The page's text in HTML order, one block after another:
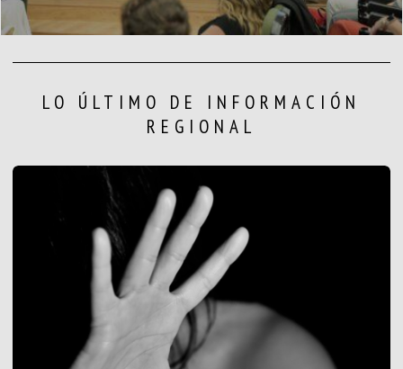
LO ÚLTIMO DE INFORMACIÓN
REGIONAL